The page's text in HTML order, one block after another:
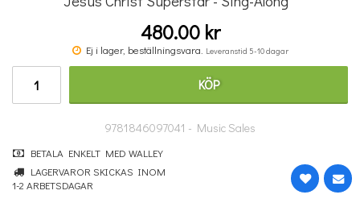
The Beatles Music Box
480.00 kr
Ej i lager, beställningsvara. Leveranstid 5-10 dagar
KÖP
9781846097041 - Music Sales
BETALA ENKELT MED WALLEY
LAGERVAROR SKICKAS INOM
1-2 ARBETSDAGAR